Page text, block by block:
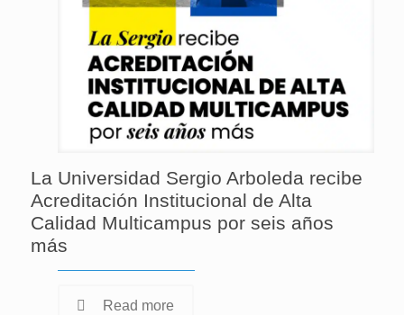
La Universidad Sergio Arboleda recibe
Acreditación Institucional de Alta
Calidad Multicampus por seis años
más
Read more